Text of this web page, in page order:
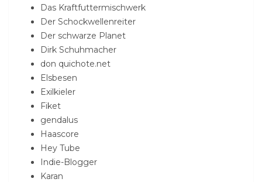
Das Kraftfuttermischwerk
Der Schockwellenreiter
Der schwarze Planet
Dirk Schuhmacher
don quichote.net
Elsbesen
Exilkieler
Fiket
gendalus
Haascore
Hey Tube
Indie-Blogger
Karan